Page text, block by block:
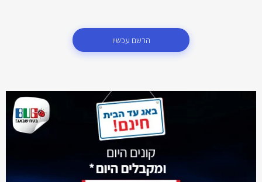
הרשם עכשיו